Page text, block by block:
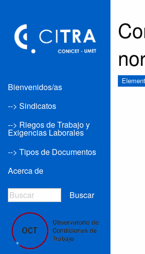
Bienvenidos/as
--> Sindicatos
--> Riegos de Trabajo y
Exigencias Laborales
--> Tipos de Documentos
Acerca de
Buscar